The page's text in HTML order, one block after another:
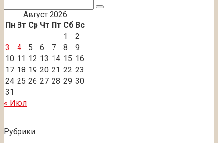
Август 2026
Пн Вт Ср Чт Пт Сб Вс
1
2
3
4 5 6 7 8
9
10 11 12 13 14 15 16
17 18 19 20 21 22 23
24 25 26 27 28 29 30
31
« Июл
Рубрики